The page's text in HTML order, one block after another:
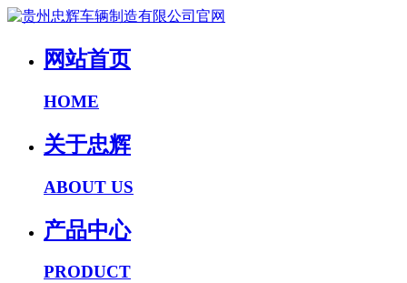
网站首页
HOME
关于忠辉
ABOUT US
产品中心
PRODUCT